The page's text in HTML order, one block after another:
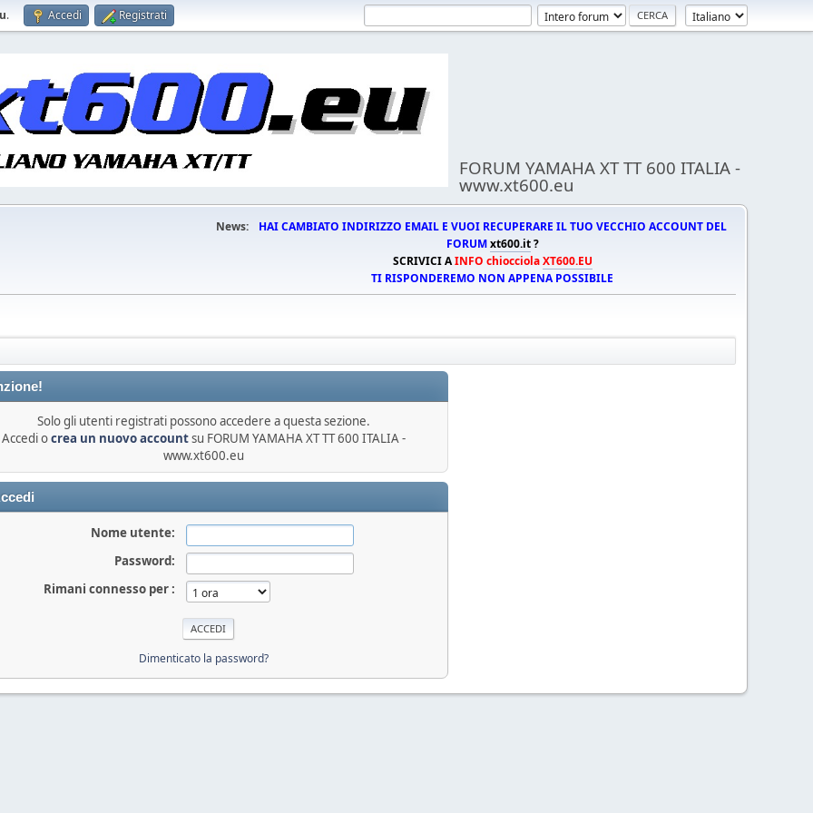
. Accedi Registrati
FORUM YAMAHA XT TT 600 ITALIA -
www.xt600.eu
News:
HAI CAMBIATO INDIRIZZO EMAIL E VUOI RECUPERARE IL TUO VECCHIO ACCOUNT DEL
FORUMxt600.it?
SCRIVICI AINFO chiocciolaXT600.EU
TI RISPONDEREMO NON APPENA POSSIBILE
Solo gli utenti registrati possono accedere a questa sezione.
Accedi ocrea un nuovo accountsu FORUM YAMAHA XT TT 600 ITALIA -
www.xt600.eu
Nome utente:
Password:
Rimani connesso per :
Dimenticato la password?